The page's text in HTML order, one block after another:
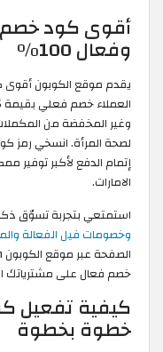
وفعال 100%
يقدم موقع الكوبون أقوى
وغير المخفضة من المكملات
لصحة المرأة. انسخي رمز
الامارات.
استمتعي بتجربة تسوّق
وخصومات فيل الفعالة
خصم فعال على مشترياتك
كيفية تفعيل
خطوة بخطوة